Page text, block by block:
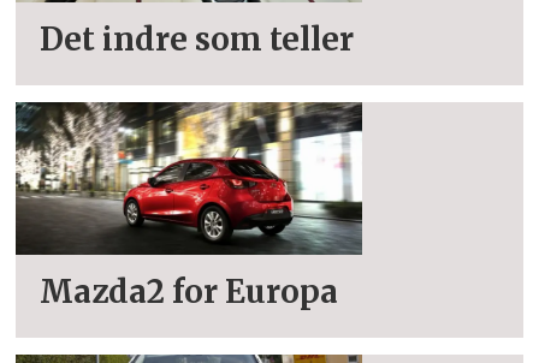
Det indre som teller
Mazda2 for Europa